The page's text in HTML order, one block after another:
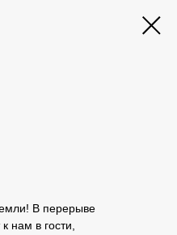
В перерыве
нам в гости,